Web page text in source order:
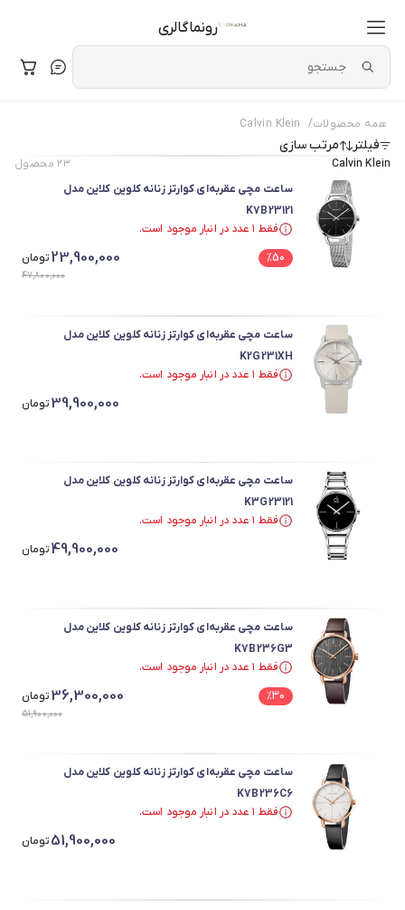
رونماگالری
همه محصولات/
Calvin Klein
فیلتر مرتب سازی
Calvin Klein ۲۳محصول
ساعت مچی عقربه‌ای کوارتز زنانه کلوین کلاین مدل
K7B23121
فقط ۱ عدد در انبار موجود است.
%50
23,900,000تومان
47,800,000
ساعت مچی عقربه‌ای کوارتز زنانه کلوین کلاین مدل
K2G231XH
فقط ۱ عدد در انبار موجود است.
39,900,000تومان
ساعت مچی عقربه‌ای کوارتز زنانه کلوین کلاین مدل
K3G23121
فقط ۱ عدد در انبار موجود است.
49,900,000تومان
ساعت مچی عقربه‌ای کوارتز زنانه کلوین کلاین مدل
K7B236G3
فقط ۱ عدد در انبار موجود است.
%30
36,300,000تومان
51,900,000
ساعت مچی عقربه‌ای کوارتز زنانه کلوین کلاین مدل
K7B236C6
فقط ۱ عدد در انبار موجود است.
51,900,000تومان